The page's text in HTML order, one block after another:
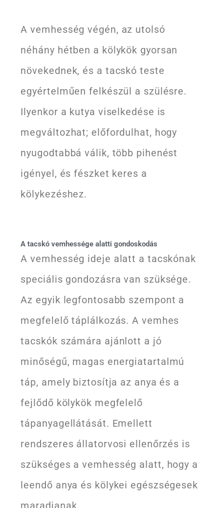
A vemhesség végén, az utolsó
néhány hétben a kölykök gyorsan
növekednek, és a tacskó teste
egyértelműen felkészül a szülésre.
Ilyenkor a kutya viselkedése is
megváltozhat; előfordulhat, hogy
nyugodtabbá válik, több pihenést
igényel, és fészket keres a
kölykezéshez.
A tacskó vemhessége alatti gondoskodás
A vemhesség ideje alatt a tacskónak
speciális gondozásra van szüksége.
Az egyik legfontosabb szempont a
megfelelő táplálkozás. A vemhes
tacskók számára ajánlott a jó
minőségű, magas energiatartalmú
táp, amely biztosítja az anya és a
fejlődő kölykök megfelelő
tápanyagellátását. Emellett
rendszeres állatorvosi ellenőrzés is
szükséges a vemhesség alatt, hogy a
leendő anya és kölykei egészségesek
maradjanak.